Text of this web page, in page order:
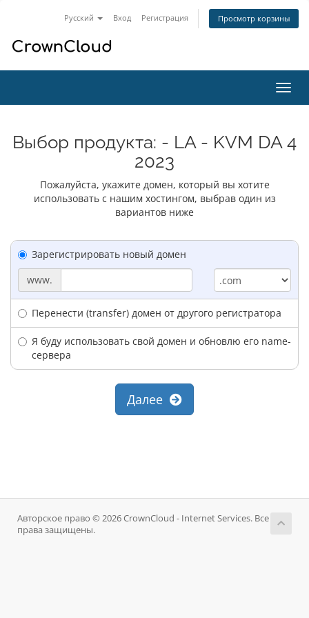
Русский Вход Регистрация Просмотр корзины
Выбор продукта: - LA - KVM DA 4
2023
Пожалуйста, укажите домен, который вы хотите
использовать с нашим хостингом, выбрав один из
вариантов ниже
Зарегистрировать новый домен
www.
Перенести (transfer) домен от другого регистратора
Я буду использовать свой домен и обновлю его name-
сервера
Далее
Авторское право © 2026 CrownCloud - Internet Services. Все
права защищены.